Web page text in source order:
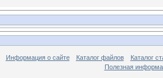
Информация о сайте Каталог файлов
Каталог
Полезная